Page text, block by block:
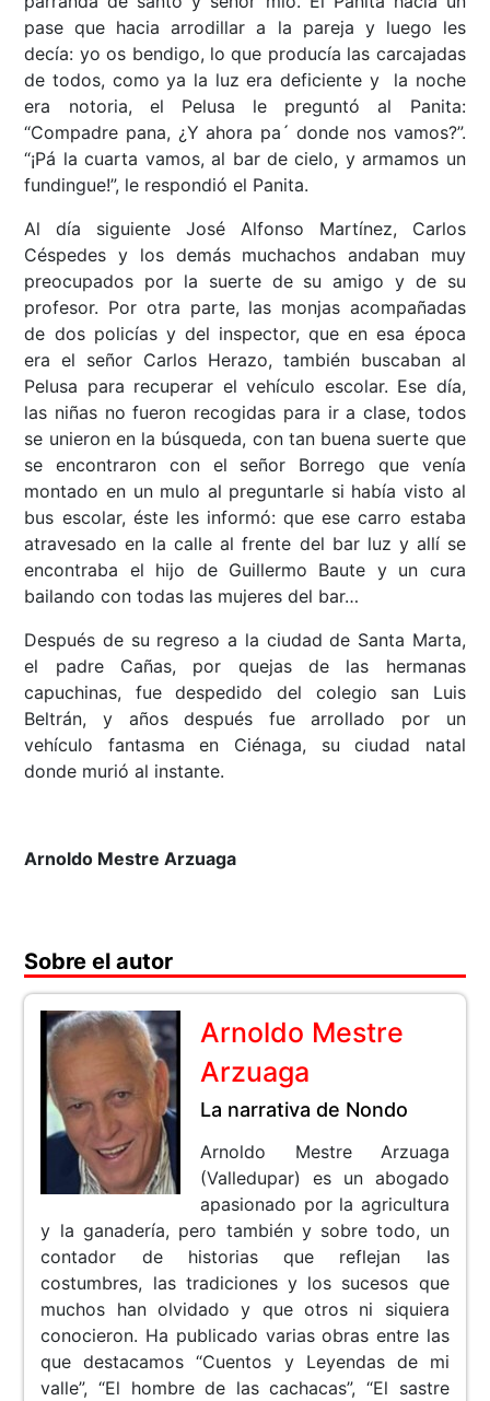
pase que hacia arrodillar a la pareja y luego les
decía: yo os bendigo, lo que producía las carcajadas
de todos, como ya la luz era deficiente y la noche
era notoria, el Pelusa le preguntó al Panita:
“Compadre pana, ¿Y ahora pa´ donde nos vamos?”.
“¡Pá la cuarta vamos, al bar de cielo, y armamos un
fundingue!”, le respondió el Panita.
Al día siguiente José Alfonso Martínez, Carlos
Céspedes y los demás muchachos andaban muy
preocupados por la suerte de su amigo y de su
profesor. Por otra parte, las monjas acompañadas
de dos policías y del inspector, que en esa época
era el señor Carlos Herazo, también buscaban al
Pelusa para recuperar el vehículo escolar. Ese día,
las niñas no fueron recogidas para ir a clase, todos
se unieron en la búsqueda, con tan buena suerte que
se encontraron con el señor Borrego que venía
montado en un mulo al preguntarle si había visto al
bus escolar, éste les informó: que ese carro estaba
atravesado en la calle al frente del bar luz y allí se
encontraba el hijo de Guillermo Baute y un cura
bailando con todas las mujeres del bar…
Después de su regreso a la ciudad de Santa Marta,
el padre Cañas, por quejas de las hermanas
capuchinas, fue despedido del colegio san Luis
Beltrán, y años después fue arrollado por un
vehículo fantasma en Ciénaga, su ciudad natal
donde murió al instante.
Arnoldo Mestre Arzuaga
Sobre el autor
Arnoldo Mestre
Arzuaga
La narrativa de Nondo
Arnoldo Mestre Arzuaga
(Valledupar) es un abogado
apasionado por la agricultura
y la ganadería, pero también y sobre todo, un
contador de historias que reflejan las
costumbres, las tradiciones y los sucesos que
muchos han olvidado y que otros ni siquiera
conocieron. Ha publicado varias obras entre las
que destacamos “Cuentos y Leyendas de mi
valle”, “El hombre de las cachacas”, “El sastre